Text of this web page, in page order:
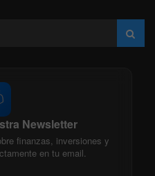
Newsletter
finanzas, inversiones y
en tu email.